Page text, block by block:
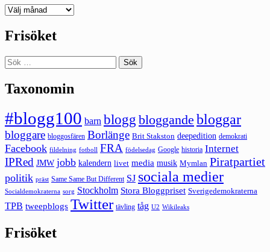
Deepedition
Frisöket
Sök
efter:
Taxonomin
#blogg100 barn blogg bloggande bloggar
bloggare bloggosfären Borlänge Brit Stakston deepedition demokrati
Facebook fildelning fotboll FRA födelsedag Google historia Internet
IPRed JMW jobb kalendern livet media musik Mymlan Piratpartiet
politik präst Same Same But Different SJ sociala medier
Socialdemokraterna sorg Stockholm Stora Bloggpriset Sverigedemokraterna
TPB tweepblogs Twitter tävling tåg U2 Wikileaks
Frisöket